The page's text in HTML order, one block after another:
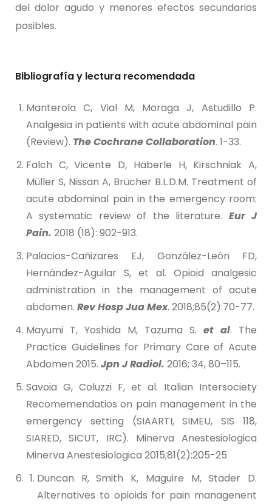
del dolor agudo y menores efectos secundarios
posibles.
Bibliografía y lectura recomendada
Manterola C, Vial M, Moraga J, Astudillo P.
Analgesia in patients with acute abdominal pain
(Review). The Cochrane Collaboration. 1-33.
Falch C, Vicente D, Häberle H, Kirschniak A,
Müller S, Nissan A, Brücher B.L.D.M. Treatment of
acute abdominal pain in the emergency room:
A systematic review of the literature. Eur J
Pain. 2018 (18): 902-913.
Palacios-Cañizares EJ, González-León FD,
Hernández-Aguilar S, et al. Opioid analgesic
administration in the management of acute
abdomen. Rev Hosp Jua Mex. 2018;85(2):70-77.
Mayumi T, Yoshida M, Tazuma S. et al. The
Practice Guidelines for Primary Care of Acute
Abdomen 2015. Jpn J Radiol. 2016; 34, 80–115.
Savoia G, Coluzzi F, et al. Italian Intersociety
Recomemendatios on pain management in the
emergency setting (SIAARTI, SIMEU, SIS 118,
SIARED, SICUT, IRC). Minerva Anestesiologica
Minerva Anestesiologica 2015;81(2):205-25
Duncan R, Smith K, Maguire M, Stader D.
Alternatives to opioids for pain managenent